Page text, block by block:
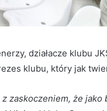
działacze klubu
klubu, który jak
zaskoczeniem, że jako